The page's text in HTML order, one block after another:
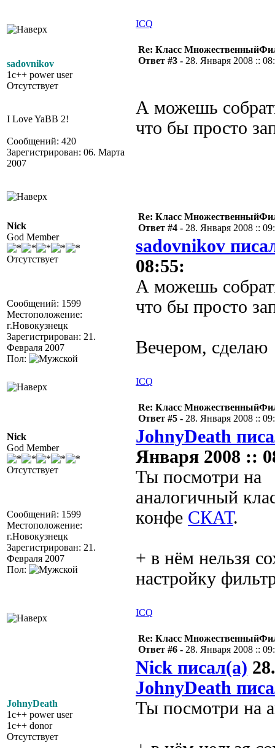
ICQ
sadovnikov
1c++ power user
Отсутствует
I Love YaBB 2!
Сообщений: 420
Зарегистрирован: 06. Марта
2007
Re: Класс
Ответ #3 - 28. Января 2008 ::
А можешь
что бы просто
Nick
God Member
Отсутствует
Сообщений: 1599
Местоположение:
г.Новокузнецк
Зарегистрирован: 21.
Февраля 2007
Пол:
Re: Класс
Ответ #4 - 28. Января 2008 ::
sadovnikov
08:55:
А можешь
что бы просто
Вечером, сделаю
ICQ
Nick
God Member
Отсутствует
Сообщений: 1599
Местоположение:
г.Новокузнецк
Зарегистрирован: 21.
Февраля 2007
Пол:
Re: Класс
Ответ #5 - 28. Января 2008 ::
JohnyDeath
Января 2008 ::
Ты посмотри на
аналогичный
конфе СКАТ.
+ в нём нельзя
настройку
ICQ
JohnyDeath
1c++ power user
1c++ donor
Отсутствует
Re: Класс
Ответ #6 - 28. Января 2008 ::
Nick писал(а)
JohnyDeath
Ты посмотри на